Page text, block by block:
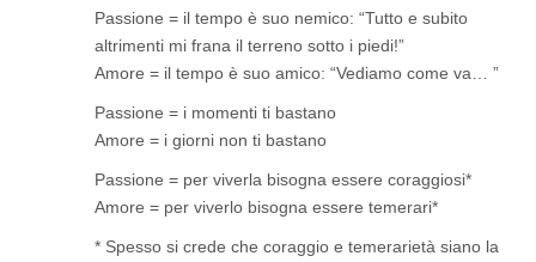
Passione = il tempo è suo nemico: “Tutto e subito
altrimenti mi frana il terreno sotto i piedi!”
Amore = il tempo è suo amico: “Vediamo come va… ”
Passione = i momenti ti bastano
Amore = i giorni non ti bastano
Passione = per viverla bisogna essere coraggiosi*
Amore = per viverlo bisogna essere temerari*
* Spesso si crede che coraggio e temerarietà siano la